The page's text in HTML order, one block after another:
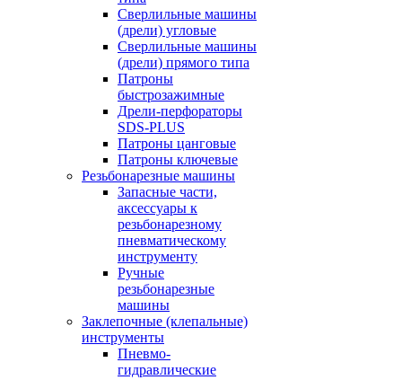
Сверлильные машины
(дрели) угловые
Сверлильные машины
(дрели) прямого типа
Патроны
быстрозажимные
Дрели-перфораторы
SDS-PLUS
Патроны цанговые
Патроны ключевые
Резьбонарезные машины
Запасные части,
аксессуары к
резьбонарезному
пневматическому
инструменту
Ручные
резьбонарезные
машины
Заклепочные (клепальные)
инструменты
Пневмо-
гидравлические